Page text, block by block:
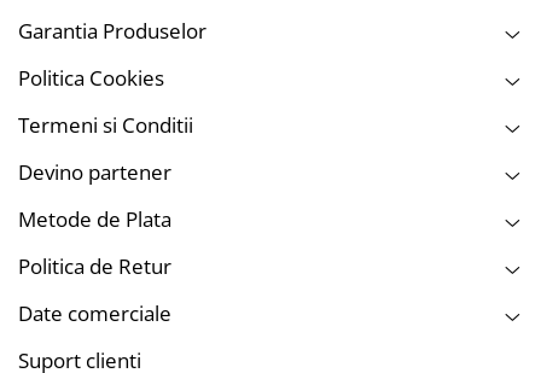
Garantia Produselor
Politica Cookies
Termeni si Conditii
Devino partener
Metode de Plata
Politica de Retur
Date comerciale
Suport clienti